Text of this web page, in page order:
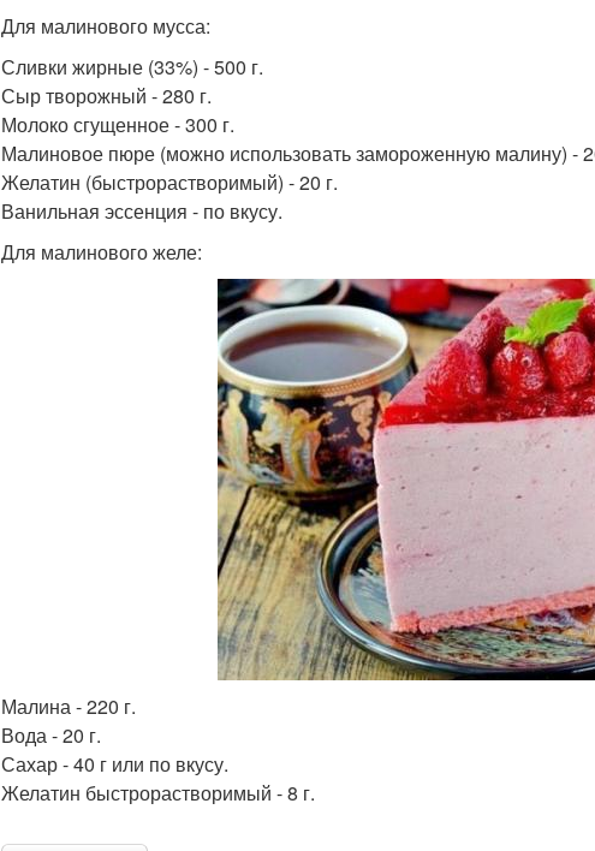
Для малинового мусса:
Сливки жирные (33%) - 500 г.
Сыр творожный - 280 г.
Молоко сгущенное - 300 г.
Малиновое пюре (можно использовать замороженную малину) -
Желатин (быстрорастворимый) - 20 г.
Ванильная эссенция - по вкусу.
Для малинового желе:
Малина - 220 г.
Вода - 20 г.
Сахар - 40 г или по вкусу.
Желатин быстрорастворимый - 8 г.